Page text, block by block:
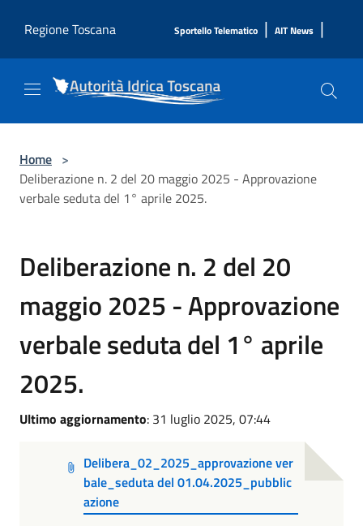
Regione Toscana
Sportello Telematico | AIT News |
Home >
Deliberazione n. 2 del 20 maggio 2025 - Approvazione
verbale seduta del 1° aprile 2025.
Deliberazione n. 2 del 20
maggio 2025 - Approvazione
verbale seduta del 1° aprile
2025.
Ultimo aggiornamento: 31 luglio 2025, 07:44
Delibera_02_2025_approvazione ver
bale_seduta del 01.04.2025_pubblic
azione